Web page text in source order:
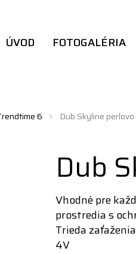
ÚVOD FOTOGALÉRIA
6 Dub Skyline
Dub
Vhodné pre
prostredia s
Trieda
4V